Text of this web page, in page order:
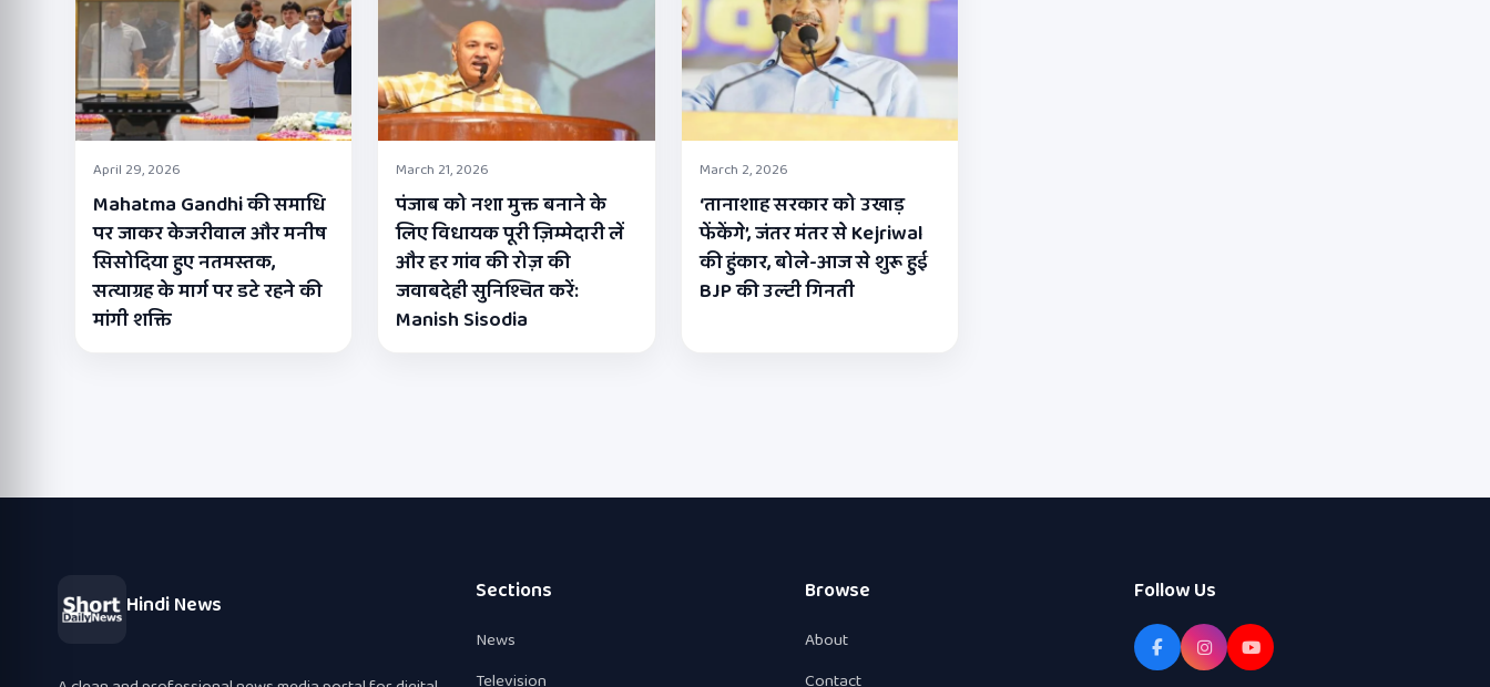
April 29, 2026
Mahatma Gandhi की समाधि
पर जाकर केजरीवाल और मनीष
सिसोदिया हुए नतमस्तक,
सत्याग्रह के मार्ग पर डटे रहने की
मांगी शक्ति
March 21, 2026
पंजाब को नशा मुक्त बनाने के
लिए विधायक पूरी ज़िम्मेदारी लें
और हर गांव की रोज़ की
जवाबदेही सुनिश्चित करें:
Manish Sisodia
March 2, 2026
‘तानाशाह सरकार को उखाड़
फेंकेंगे’, जंतर मंतर से Kejriwal
की हुंकार, बोले-आज से शुरू हुई
BJP की उल्टी गिनती
Hindi News Sections
News
Television
Browse
About
Contact
Follow Us